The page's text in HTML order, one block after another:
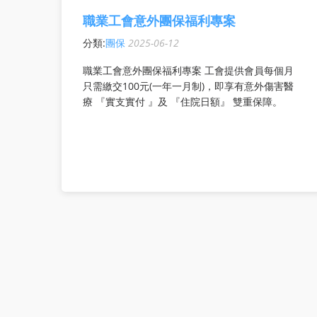
職業工會意外團保福利專案
分類:團保 2025-06-12
職業工會意外團保福利專案 工會提供會員每個月
只需繳交100元(一年一月制)，即享有意外傷害醫
療 『實支實付 』及 『住院日額』 雙重保障。